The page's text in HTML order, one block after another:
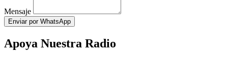
Mensaje
Enviar por WhatsApp
Apoya Nuestra Radio